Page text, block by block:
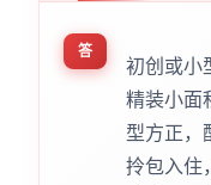
答
初创或小
精装小面
型方正，
拎包入住